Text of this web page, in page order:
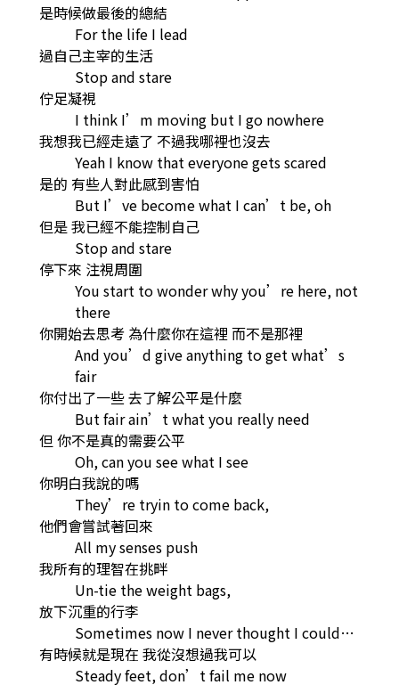
是時候做最後的總結
For the life I lead
過自己主宰的生活
Stop and stare
佇足凝視
I think I’m moving but I go nowhere
我想我已經走遠了 不過我哪裡也沒去
Yeah I know that everyone gets scared
是的 有些人對此感到害怕
But I’ve become what I can’t be, oh
但是 我已經不能控制自己
Stop and stare
停下來 注視周圍
You start to wonder why you’re here, not
there
你開始去思考 為什麼你在這裡 而不是那裡
And you’d give anything to get what’s
fair
你付出了一些 去了解公平是什麼
But fair ain’t what you really need
但 你不是真的需要公平
Oh, can you see what I see
你明白我說的嗎
They’re tryin to come back,
他們會嘗試著回來
All my senses push
我所有的理智在挑畔
Un-tie the weight bags,
放下沉重的行李
Sometimes now I never thought I could…
有時候就是現在 我從沒想過我可以
Steady feet, don’t fail me now